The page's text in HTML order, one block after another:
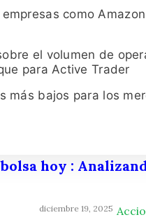
como
el volumen de
para Active Trader
más bajos para los
hoy :
diciembre 19, 2025